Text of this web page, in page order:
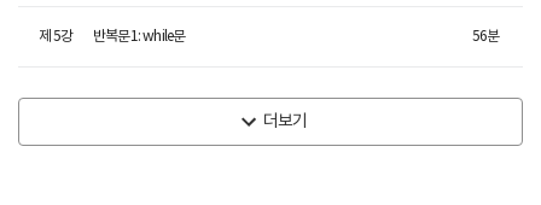
제 5강 반복문1: while문 56분
더보기